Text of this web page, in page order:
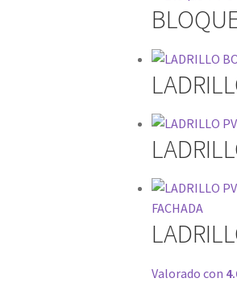
Valorado con